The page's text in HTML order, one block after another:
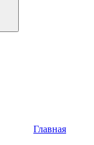
Главная